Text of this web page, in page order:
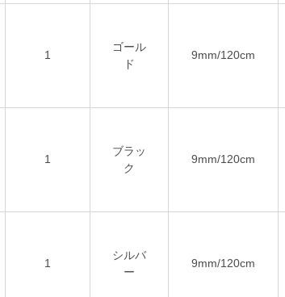
1
ゴール
ド
9mm/120cm
1
ブラッ
ク
9mm/120cm
1
シルバ
ー
9mm/120cm